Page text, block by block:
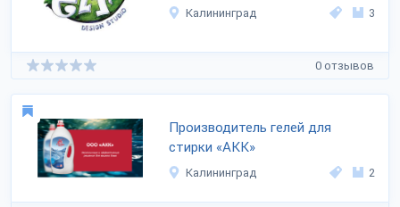
Калининград 3
0 отзывов
Производитель гелей для
стирки «АКК»
Калининград 2